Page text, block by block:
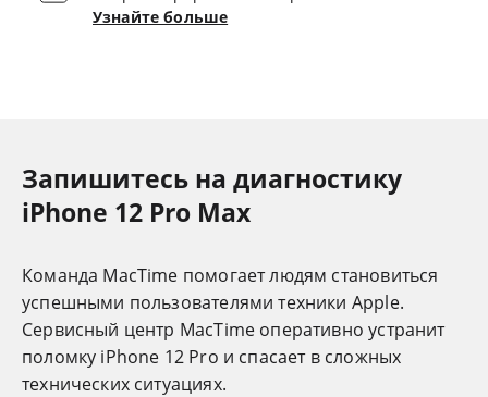
Узнайте больше
Запишитесь на диагностику
iPhone 12 Pro Max
Команда MacTime помогает людям становиться
успешными пользователями техники Apple.
Cервисный центр MacTime оперативно устранит
поломку iPhone 12 Pro и спасает в сложных
технических ситуациях.